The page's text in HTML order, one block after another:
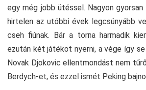
egy még jobb ütéssel. Nagyon
hirtelen az utóbbi évek legcsúnyább
cseh fiúnak. Bár a torna harmadik
ezután két játékot nyerni, a vége így
Novak Djokovic ellentmondást nem
Berdych-et, és ezzel ismét Peking